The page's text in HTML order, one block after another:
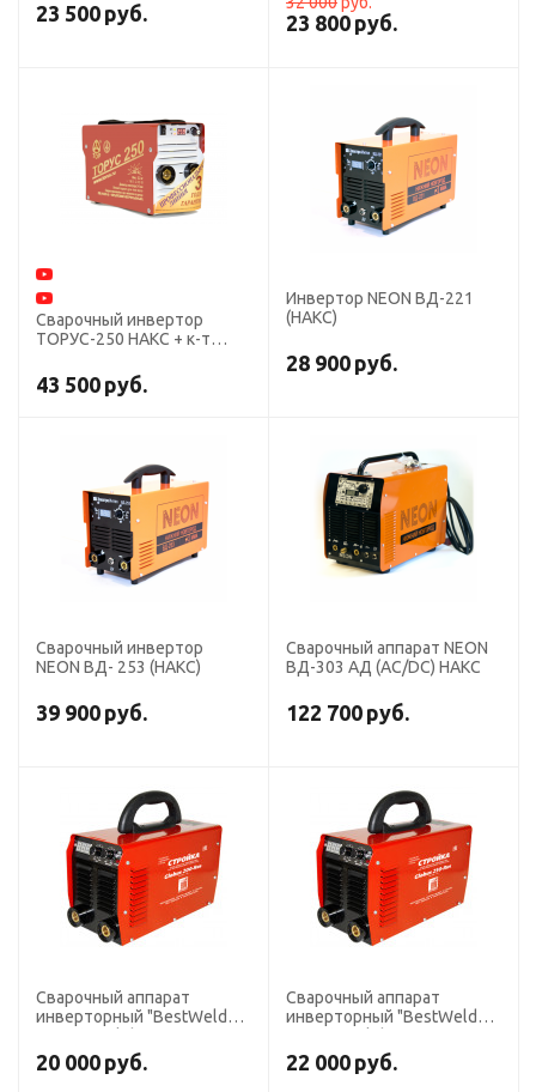
23 500 руб. 23 800 руб.
Сварочный инвертор
ТОРУС-250 НАКС + к-т
43 500 руб.
Инвертор NEON ВД-221
(НАКС)
28 900 руб.
Сварочный инвертор
NEON ВД- 253 (НАКС)
39 900 руб.
Сварочный аппарат NEON
ВД-303 АД (AC/DC) НАКС
122 700 руб.
Сварочный аппарат
инверторный "BestWeld
аттестатом НАКС
20 000 руб.
Сварочный аппарат
инверторный "BestWeld
аттестатом НАКС
22 000 руб.